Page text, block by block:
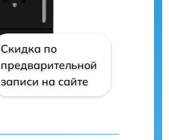
Скидка по
предварительной
записи на сайте